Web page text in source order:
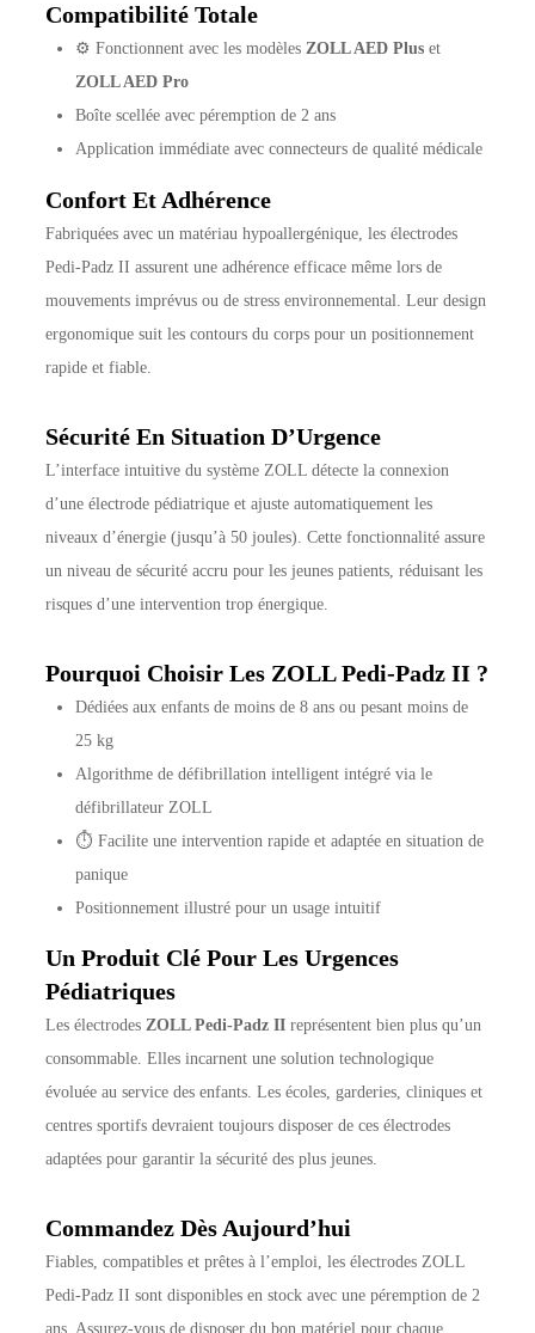
Compatibilité Totale
⚙️ Fonctionnent avec les modèles ZOLL AED Plus et
ZOLL AED Pro
Boîte scellée avec péremption de 2 ans
Application immédiate avec connecteurs de qualité médicale
Confort Et Adhérence
Fabriquées avec un matériau hypoallergénique, les électrodes
Pedi-Padz II assurent une adhérence efficace même lors de
mouvements imprévus ou de stress environnemental. Leur design
ergonomique suit les contours du corps pour un positionnement
rapide et fiable.
Sécurité En Situation D’Urgence
L’interface intuitive du système ZOLL détecte la connexion
d’une électrode pédiatrique et ajuste automatiquement les
niveaux d’énergie (jusqu’à 50 joules). Cette fonctionnalité assure
un niveau de sécurité accru pour les jeunes patients, réduisant les
risques d’une intervention trop énergique.
Pourquoi Choisir Les ZOLL Pedi-Padz II ?
Dédiées aux enfants de moins de 8 ans ou pesant moins de
25 kg
Algorithme de défibrillation intelligent intégré via le
défibrillateur ZOLL
⏱️ Facilite une intervention rapide et adaptée en situation de
panique
Positionnement illustré pour un usage intuitif
Un Produit Clé Pour Les Urgences
Pédiatriques
Les électrodes ZOLL Pedi-Padz II représentent bien plus qu’un
consommable. Elles incarnent une solution technologique
évoluée au service des enfants. Les écoles, garderies, cliniques et
centres sportifs devraient toujours disposer de ces électrodes
adaptées pour garantir la sécurité des plus jeunes.
Commandez Dès Aujourd’hui
Fiables, compatibles et prêtes à l’emploi, les électrodes ZOLL
Pedi-Padz II sont disponibles en stock avec une péremption de 2
ans. Assurez-vous de disposer du bon matériel pour chaque